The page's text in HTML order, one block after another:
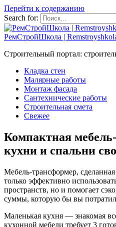
Перейти к содержанию
Search for:
РемСтройШкола |
Строительный портал:
Кладка стен
Малярные работы
Монтаж фасада
Сантехнические работы
Строительная смета
Свежее
Компактная
кухни и спальни
Мебель-трансформер,
только эффективно
пространств, но и помогает
суммы, которую бы вы
Маленькая кухня — знакомая
кухонной мебели требует 3